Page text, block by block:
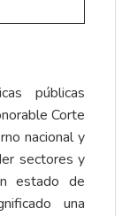
públicas
Corte
nacional y
sectores y
estado de
una